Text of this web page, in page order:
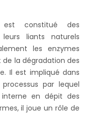
est constitué des
liants naturels
les enzymes
la dégradation des
Il est impliqué dans
par lequel
interne en dépit des
il joue un rôle de